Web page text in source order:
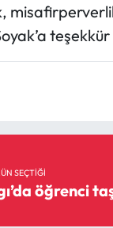
SEÇTIĞI
öğrenci